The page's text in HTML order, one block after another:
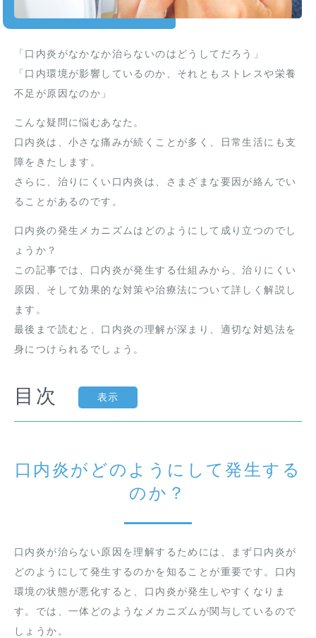
「口内炎がなかなか治らないのはどうしてだろう」
「口内環境が影響しているのか、それともストレスや栄養
不足が原因なのか」
こんな疑問に悩むあなた。
口内炎は、小さな痛みが続くことが多く、日常生活にも支
障をきたします。
さらに、治りにくい口内炎は、さまざまな要因が絡んでい
ることがあるのです。
口内炎の発生メカニズムはどのようにして成り立つのでし
ょうか？
この記事では、口内炎が発生する仕組みから、治りにくい
原因、そして効果的な対策や治療法について詳しく解説し
ます。
最後まで読むと、口内炎の理解が深まり、適切な対処法を
身につけられるでしょう。
目次 表示
口内炎がどのようにして発生する
のか？
口内炎が治らない原因を理解するためには、まず口内炎が
どのようにして発生するのかを知ることが重要です。口内
環境の状態が悪化すると、口内炎が発生しやすくなりま
す。では、一体どのようなメカニズムが関与しているので
しょうか。